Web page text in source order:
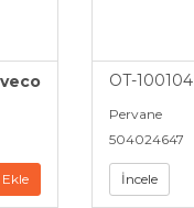
OT-100104
Pervane
504024647
İncele